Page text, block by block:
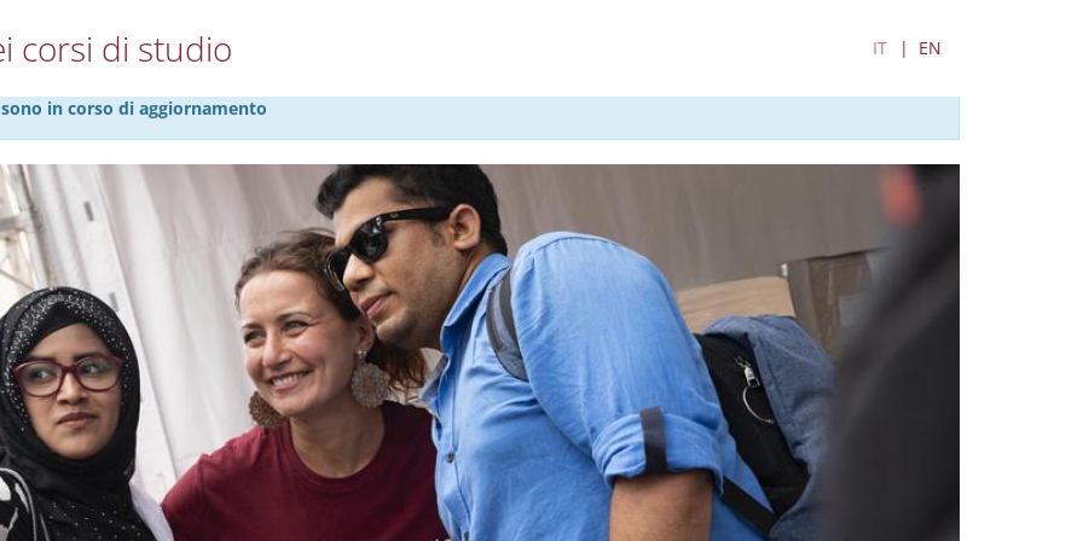
corsi di studio IT EN
in corso di aggiornamento